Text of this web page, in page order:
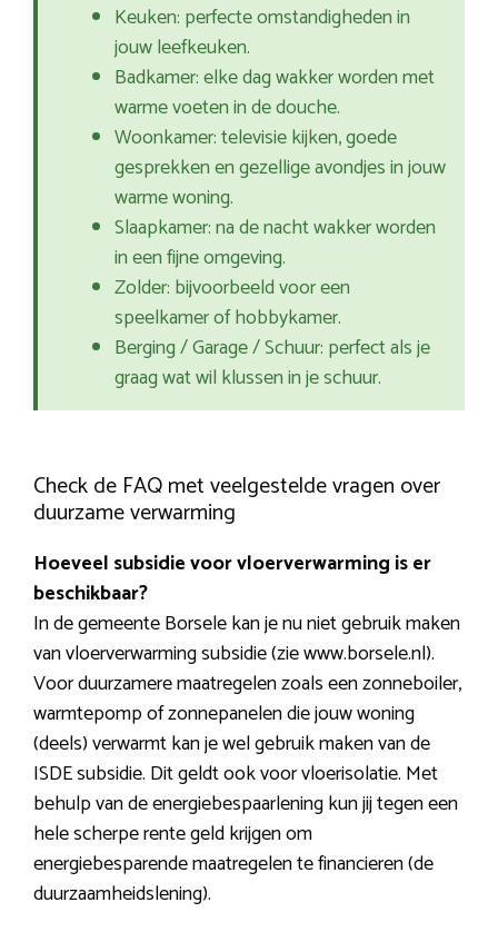
Keuken: perfecte omstandigheden in
jouw leefkeuken.
Badkamer: elke dag wakker worden met
warme voeten in de douche.
Woonkamer: televisie kijken, goede
gesprekken en gezellige avondjes in jouw
warme woning.
Slaapkamer: na de nacht wakker worden
in een fijne omgeving.
Zolder: bijvoorbeeld voor een
speelkamer of hobbykamer.
Berging / Garage / Schuur: perfect als je
graag wat wil klussen in je schuur.
Check de FAQ met veelgestelde vragen over
duurzame verwarming
Hoeveel subsidie voor vloerverwarming is er
beschikbaar?
In de gemeente Borsele kan je nu niet gebruik maken
van vloerverwarming subsidie (zie www.borsele.nl).
Voor duurzamere maatregelen zoals een zonneboiler,
warmtepomp of zonnepanelen die jouw woning
(deels) verwarmt kan je wel gebruik maken van de
ISDE subsidie. Dit geldt ook voor vloerisolatie. Met
behulp van de energiebespaarlening kun jij tegen een
hele scherpe rente geld krijgen om
energiebesparende maatregelen te financieren (de
duurzaamheidslening).